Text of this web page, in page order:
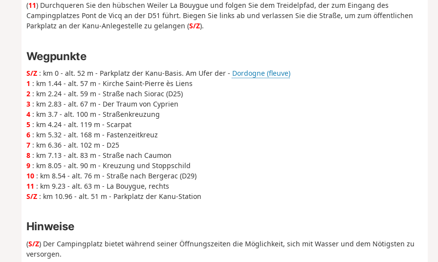
(11) Durchqueren Sie den hübschen Weiler La Bouygue und folgen Sie dem Treidelpfad, der zum Eingang des
Campingplatzes Pont de Vicq an der D51 führt. Biegen Sie links ab und verlassen Sie die Straße, um zum öffentlichen
Parkplatz an der Kanu-Anlegestelle zu gelangen (S/Z).
Wegpunkte
S/Z: km 0 - alt. 52 m - Parkplatz der Kanu-Basis. Am Ufer der - Dordogne (fleuve)
1 : km 1.44 - alt. 57 m - Kirche Saint-Pierre ès Liens
2: km 2.24 - alt. 59 m - Straße nach Siorac (D25)
3: km 2.83 - alt. 67 m - Der Traum von Cyprien
4: km 3.7 - alt. 100 m - Straßenkreuzung
5: km 4.24 - alt. 119 m - Scarpat
6: km 5.32 - alt. 168 m - Fastenzeitkreuz
7: km 6.36 - alt. 102 m - D25
8: km 7.13 - alt. 83 m - Straße nach Caumon
9: km 8.05 - alt. 90 m - Kreuzung und Stoppschild
10: km 8.54 - alt. 76 m - Straße nach Bergerac (D29)
11 : km 9.23 - alt. 63 m - La Bouygue, rechts
S/Z: km 10.96 - alt. 51 m - Parkplatz der Kanu-Station
Hinweise
(S/Z) Der Campingplatz bietet während seiner Öffnungszeiten die Möglichkeit, sich mit Wasser und dem Nötigsten zu
versorgen.